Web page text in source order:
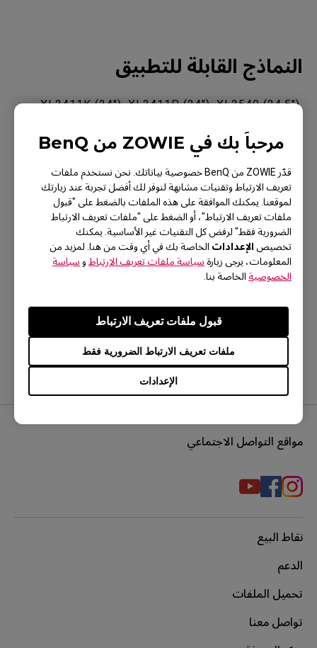
مرحباً بك في ZOWIE من BenQ
قدّر ZOWIE من BenQ خصوصية بياناتك. نحن نستخدم ملفات
تعريف الارتباط وتقنيات مشابهة لنوفر لك أفضل تجربة عند زيارتك
لموقعنا. يمكنك الموافقة على هذه الملفات بالضغط على "قبول
ملفات تعريف الارتباط"، أو الضغط على "ملفات تعريف الارتباط
الضرورية فقط" لرفض كل التقنيات غير الأساسية. يمكنك
تخصيص الإعدادات الخاصة بك في أي وقت من هنا. لمزيد من
المعلومات، يرجى زيارة سياسة ملفات تعريف الارتباط و سياسة
الخصوصية الخاصة بنا.
الإعدادات
ملفات تعريف الارتباط الضرورية فقط
قبول ملفات تعريف الارتباط
النماذج القابلة للتطبيق
XL2411K (24"), XL2411P (24"), XL2540 (24.5"),
XL2546S (24.5"), XL2546X (24.5"), XL2546X+,
XL2566K (24.5"), XL2566X+ (24.1"), XL2586X
(24.1"), XL2731 (27"), XL2731K (27"), XL2740 (27"),
XL2746K (27"), XL2746S (27")
نعم لا
مواقع التواصل الاجتماعي
نقاط البيع
الدعم
تحميل الملفات
تواصل معنا